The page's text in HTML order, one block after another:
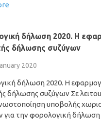
δήλωση 2020. Η
δήλωσης συζύγων
2020
δήλωση 2020. Η
δήλωσης συζύγων Σε
υποβολής
για την φορολογική δήλωση